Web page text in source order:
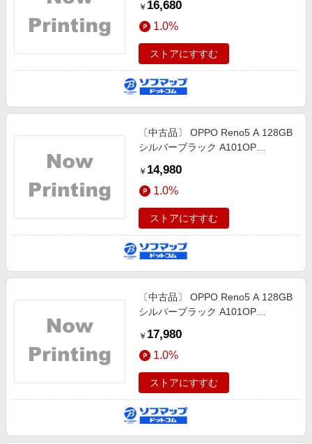
￥ 16,680
1.0%
ストアにすすむ
〔中古品〕 OPPO Reno5 A 128GB
シルバーブラック A101OP
￥ 14,980
1.0%
ストアにすすむ
〔中古品〕 OPPO Reno5 A 128GB
シルバーブラック A101OP
￥ 17,980
1.0%
ストアにすすむ